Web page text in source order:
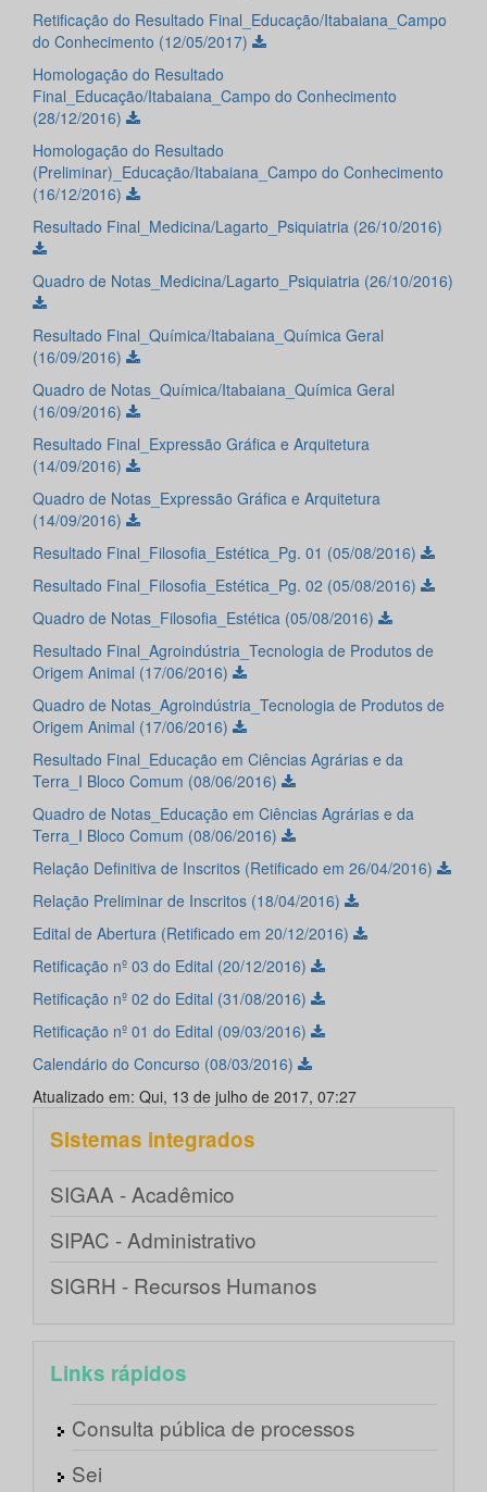
Retificação do Resultado Final_Educação/Itabaiana_Campo
do Conhecimento (12/05/2017)
Homologação do Resultado
Final_Educação/Itabaiana_Campo do Conhecimento
(28/12/2016)
Homologação do Resultado
(Preliminar)_Educação/Itabaiana_Campo do Conhecimento
(16/12/2016)
Resultado Final_Medicina/Lagarto_Psiquiatria (26/10/2016)
Quadro de Notas_Medicina/Lagarto_Psiquiatria (26/10/2016)
Resultado Final_Química/Itabaiana_Química Geral
(16/09/2016)
Quadro de Notas_Química/Itabaiana_Química Geral
(16/09/2016)
Resultado Final_Expressão Gráfica e Arquitetura
(14/09/2016)
Quadro de Notas_Expressão Gráfica e Arquitetura
(14/09/2016)
Resultado Final_Filosofia_Estética_Pg. 01 (05/08/2016)
Resultado Final_Filosofia_Estética_Pg. 02 (05/08/2016)
Quadro de Notas_Filosofia_Estética (05/08/2016)
Resultado Final_Agroindústria_Tecnologia de Produtos de
Origem Animal (17/06/2016)
Quadro de Notas_Agroindústria_Tecnologia de Produtos de
Origem Animal (17/06/2016)
Resultado Final_Educação em Ciências Agrárias e da
Terra_I Bloco Comum (08/06/2016)
Quadro de Notas_Educação em Ciências Agrárias e da
Terra_I Bloco Comum (08/06/2016)
Relação Definitiva de Inscritos (Retificado em 26/04/2016)
Relação Preliminar de Inscritos (18/04/2016)
Edital de Abertura (Retificado em 20/12/2016)
Retificação nº 03 do Edital (20/12/2016)
Retificação nº 02 do Edital (31/08/2016)
Retificação nº 01 do Edital (09/03/2016)
Calendário do Concurso (08/03/2016)
Atualizado em: Qui, 13 de julho de 2017, 07:27
Sistemas integrados
SIGAA - Acadêmico
SIPAC - Administrativo
SIGRH - Recursos Humanos
Links rápidos
Consulta pública de processos
Sei